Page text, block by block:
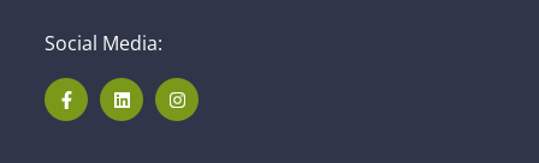
Social Media: